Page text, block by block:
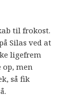
til frokost.
Silas ved at
ligefrem
op, men
så fik